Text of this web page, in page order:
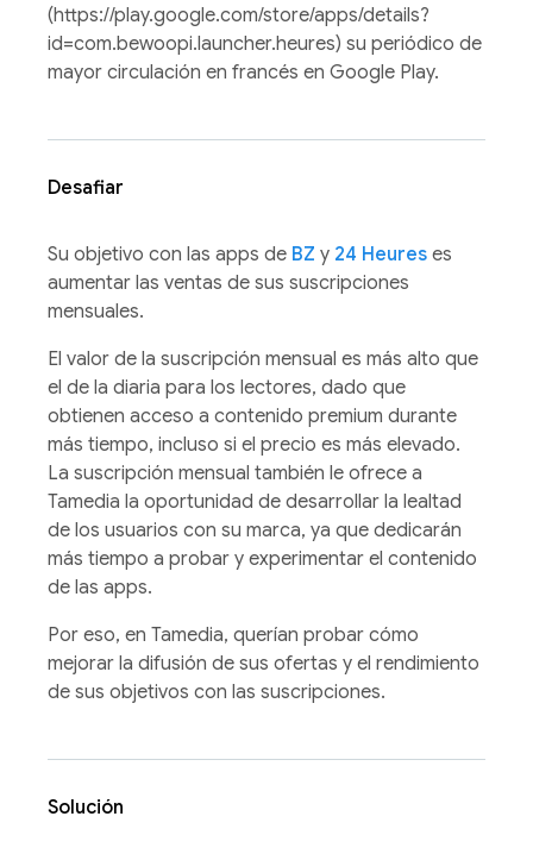
(https://play.google.com/store/apps/details?
id=com.bewoopi.launcher.heures) su periódico de
mayor circulación en francés en Google Play.
Desafiar
Su objetivo con las apps de BZ y 24 Heures es
aumentar las ventas de sus suscripciones
mensuales.
El valor de la suscripción mensual es más alto que
el de la diaria para los lectores, dado que
obtienen acceso a contenido premium durante
más tiempo, incluso si el precio es más elevado.
La suscripción mensual también le ofrece a
Tamedia la oportunidad de desarrollar la lealtad
de los usuarios con su marca, ya que dedicarán
más tiempo a probar y experimentar el contenido
de las apps.
Por eso, en Tamedia, querían probar cómo
mejorar la difusión de sus ofertas y el rendimiento
de sus objetivos con las suscripciones.
Solución